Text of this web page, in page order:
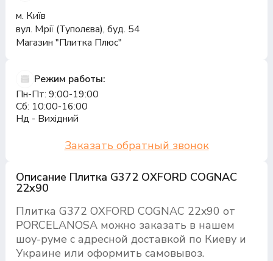
Описание Плитка G372 OXFORD COGNAC
22x90
Плитка G372 OXFORD COGNAC 22x90 от
PORCELANOSA можно заказать в нашем
шоу-руме с адресной доставкой по Киеву и
Украине или оформить самовывоз.
м. Київ
вул. Мрії (Туполєва), буд. 54
Магазин "Плитка Плюс"
Режим работы:
Пн-Пт: 9:00-19:00
Сб: 10:00-16:00
Нд - Вихідний
Заказать обратный звонок